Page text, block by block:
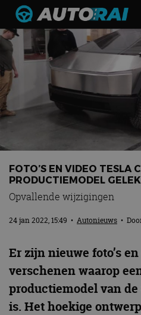
Autonieuws
Podcast
Autotests
Automerken
Adverteren
Contact
MotorRAI.nl
FOTO’S EN VIDEO TESLA
PRODUCTIEMODEL
Opvallende wijzigingen
24 jan 2022, 15:49 • Autonieuws •
Er zijn nieuwe foto’s
verschenen waarop
productiemodel van
is. Het hoekige